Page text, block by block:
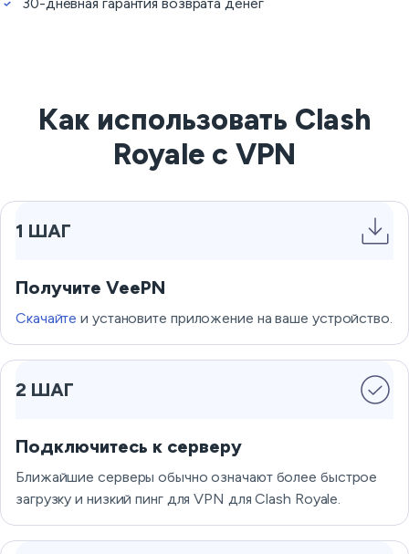
Как использовать Clash
Royale с VPN
1 ШАГ
Получите VeePN
Скачайте и установите приложение на ваше устройство.
2 ШАГ
Подключитесь к серверу
Ближайшие серверы обычно означают более быстрое
загрузку и низкий пинг для VPN для Clash Royale.